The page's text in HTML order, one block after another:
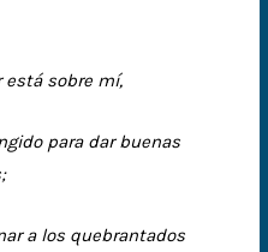
está sobre mí,
para dar buenas
a los quebrantados